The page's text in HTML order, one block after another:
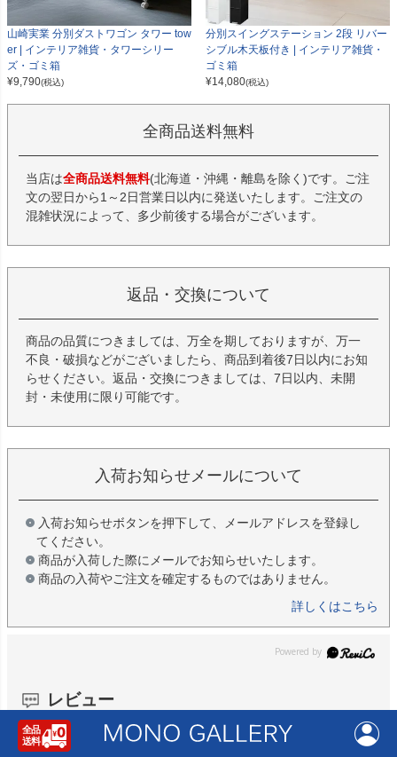
山崎実業 分別ダストワゴン タワー tow
er | インテリア雑貨・タワーシリー
ズ・ゴミ箱
¥9,790(税込)
分別スイングステーション 2段 リバー
シブル木天板付き | インテリア雑貨・
ゴミ箱
¥14,080(税込)
全商品送料無料
当店は全商品送料無料(北海道・沖縄・離島を除く)です。ご注
文の翌日から1～2日営業日以内に発送いたします。ご注文の
混雑状況によって、多少前後する場合がございます。
返品・交換について
商品の品質につきましては、万全を期しておりますが、万一
不良・破損などがございましたら、商品到着後7日以内にお知
らせください。返品・交換につきましては、7日以内、未開
封・未使用に限り可能です。
入荷お知らせメールについて
入荷お知らせボタンを押下して、メールアドレスを登録し
てください。
商品が入荷した際にメールでお知らせいたします。
商品の入荷やご注文を確定するものではありません。
詳しくはこちら
レビュー
0.0